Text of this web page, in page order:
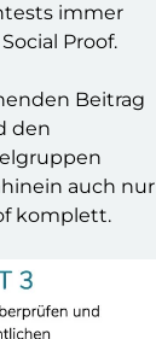
immer
Proof.
Beitrag
den
auch nur
komplett.